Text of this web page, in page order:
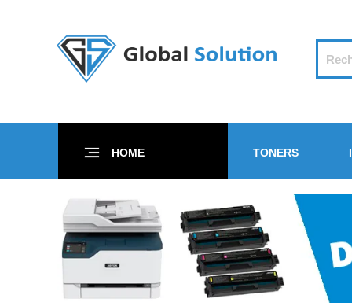
HOME TONERS